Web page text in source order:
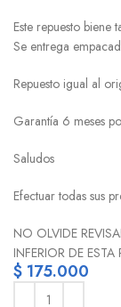
Este repuesto biene
Se entrega
Repuesto igual al
Garantía 6 meses
Saludos
Efectuar todas sus
NO OLVIDE
INFERIOR DE
$ 175.000